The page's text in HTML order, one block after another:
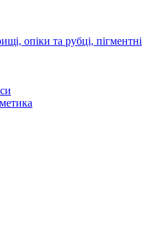
опіки та рубці, пігментні